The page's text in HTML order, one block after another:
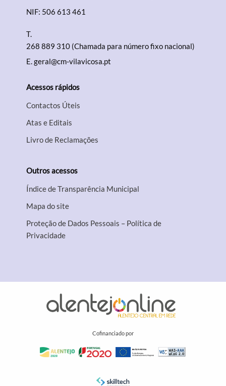
NIF: 506 613 461
T.
268 889 310 (Chamada para número fixo nacional)
E.geral@cm-vilavicosa.pt
Acessos rápidos
Contactos Úteis
Atas e Editais
Livro de Reclamações
Outros acessos
Índice de Transparência Municipal
Mapa do site
Proteção de Dados Pessoais – Política de
Privacidade
Cofinanciado por